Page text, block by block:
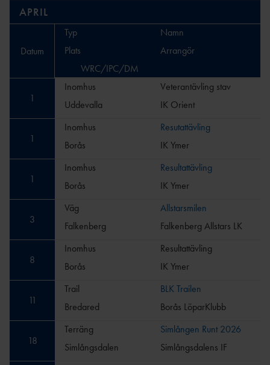
APRIL
Datum
Typ
Namn
Plats
Arrangör
WRC/IPC/DM
1
Inomhus
Veterantävling stav
Uddevalla
IK Orient
1
Inomhus
Resutattävling
Borås
IK Ymer
1
Inomhus
Resultattävling
Borås
IK Ymer
3
Väg
Allstarsmilen
Falkenberg
Falkenberg Allstars LK
8
Inomhus
Resultattävling
Borås
IK Ymer
11
Trail
BLK Trailen
Bredared
Borås LöparKlubb
18
Terräng
Simlången Runt 2026
Simlångsdalen
Simlångsdalens IF